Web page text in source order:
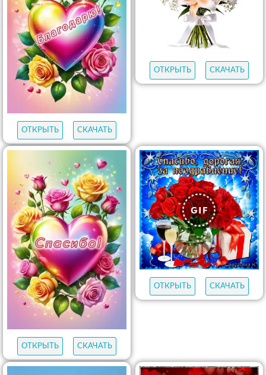
ОТКРЫТЬ СКАЧАТЬ
ОТКРЫТЬ СКАЧАТЬ
ОТКРЫТЬ СКАЧАТЬ
ОТКРЫТЬ СКАЧАТЬ